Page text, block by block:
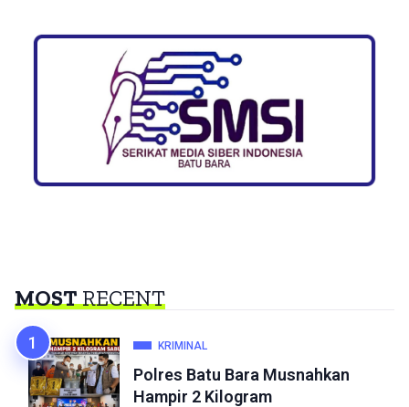
MOSTRECENT
KRIMINAL
Polres Batu Bara Musnahkan
Hampir 2 Kilogram